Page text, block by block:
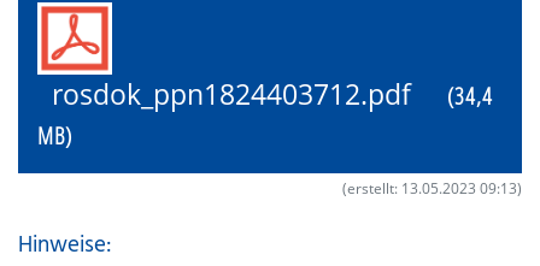
rosdok_ppn1824403712.pdf
(34,4
MB)
(erstellt: 13.05.2023 09:13)
Hinweise: